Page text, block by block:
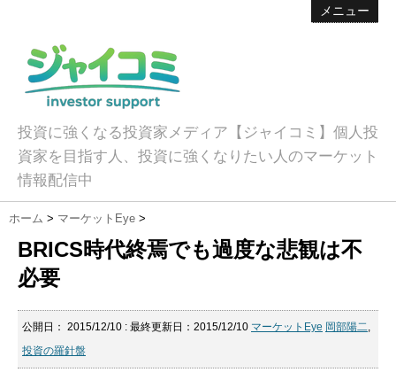
メニュー
投資に強くなる投資家メディア【ジャイコミ】個人投
資家を目指す人、投資に強くなりたい人のマーケット
情報配信中
ホーム > マーケットEye >
BRICS時代終焉でも過度な悲観は不
必要
公開日： 2015/12/10 : 最終更新日：2015/12/10 マーケットEye 岡部陽二,
投資の羅針盤